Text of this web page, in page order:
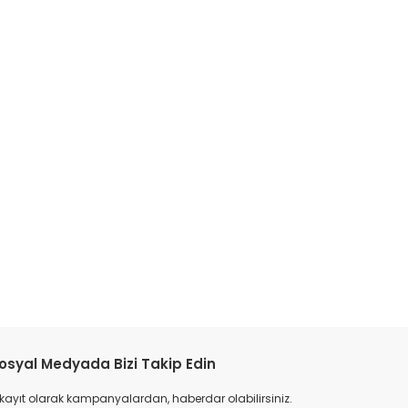
Medyada Bizi Takip Edin
olarak kampanyalardan, haberdar olabilirsiniz.